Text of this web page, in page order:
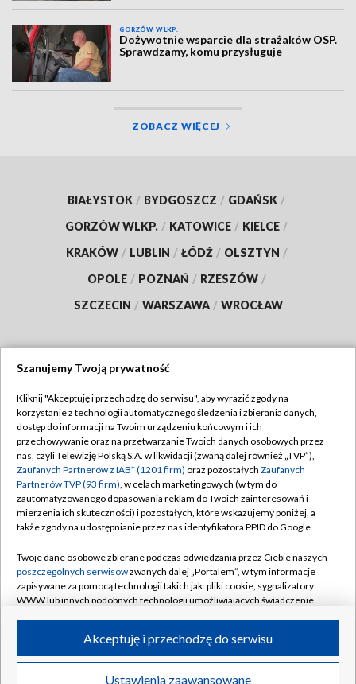
GORZÓW WLKP.
Dożywotnie wsparcie dla strażaków OSP.
Sprawdzamy, komu przysługuje
ZOBACZ WIĘCEJ
BIAŁYSTOK / BYDGOSZCZ / GDAŃSK /
GORZÓW WLKP. / KATOWICE / KIELCE /
KRAKÓW / LUBLIN / ŁÓDŹ / OLSZTYN /
OPOLE / POZNAŃ / RZESZÓW /
SZCZECIN / WARSZAWA / WROCŁAW
TVP
Abonament TVP
Emisja w TVP
Centrum informacji TVP
Naziemna Telewizja Cyfrowa
Rada Programowa
System NOS
Informacje o nadawcy
Program dla prasy
Regulamin TVP
Polityka prywatności
Moje zgody
Pomoc
Kontakt
Kanały
©2026 Telewizja Polska S.A. w likwidacji
Szanujemy Twoją prywatność
Kliknij "Akceptuję i przechodzę do serwisu", aby wyrazić zgody na
korzystanie z technologii automatycznego śledzenia i zbierania danych,
dostęp do informacji na Twoim urządzeniu końcowym i ich
przechowywanie oraz na przetwarzanie Twoich danych osobowych przez
nas, czyli Telewizję Polską S.A. w likwidacji (zwaną dalej również „TVP”),
Zaufanych Partnerów z IAB* (1201 firm) oraz pozostałych Zaufanych
Partnerów TVP (93 firm), w celach marketingowych (w tym do
zautomatyzowanego dopasowania reklam do Twoich zainteresowań i
mierzenia ich skuteczności) i pozostałych, które wskazujemy poniżej, a
także zgody na udostępnianie przez nas identyfikatora PPID do Google.
Twoje dane osobowe zbierane podczas odwiedzania przez Ciebie naszych
poszczególnych serwisówzwanych dalej „Portalem”, w tym informacje
zapisywane za pomocą technologii takich jak: pliki cookie, sygnalizatory
WWW lub innych podobnych technologii umożliwiających świadczenie
ruchu w Internecie.
Twoje dane osobowe zbierane podczas odwiedzania przez Ciebie
Ustawienia zaawansowane
Akceptuję i przechodzę do serwisu